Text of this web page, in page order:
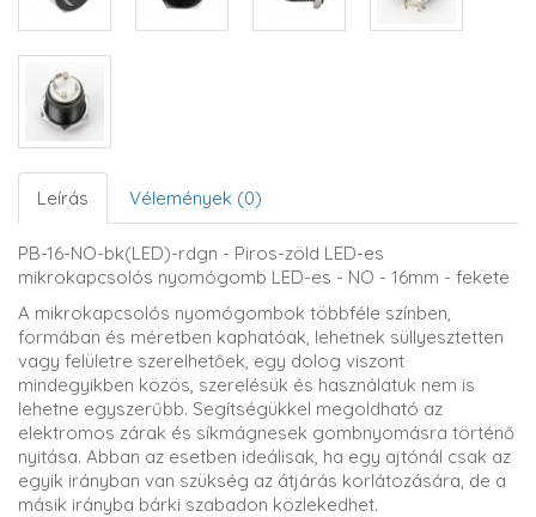
Leírás Vélemények (0)
PB-16-NO-bk(LED)-rdgn - Piros-zöld LED-es
mikrokapcsolós nyomógomb LED-es - NO - 16mm - fekete
A mikrokapcsolós nyomógombok többféle színben,
formában és méretben kaphatóak, lehetnek süllyesztetten
vagy felületre szerelhetőek, egy dolog viszont
mindegyikben közös, szerelésük és használatuk nem is
lehetne egyszerűbb. Segítségükkel megoldható az
elektromos zárak és síkmágnesek gombnyomásra történő
nyitása. Abban az esetben ideálisak, ha egy ajtónál csak az
egyik irányban van szükség az átjárás korlátozására, de a
másik irányba bárki szabadon közlekedhet.